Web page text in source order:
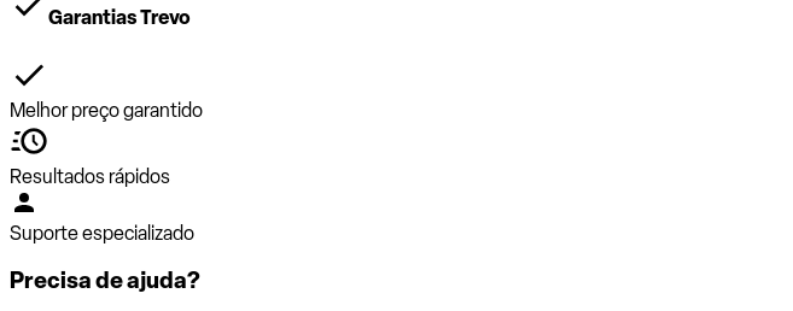
Garantias Trevo
Melhor preço garantido
Resultados rápidos
Suporte especializado
Precisa de ajuda?